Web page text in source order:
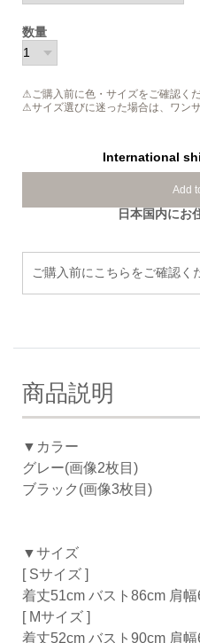
数量
⚠ご購入前に色・サイズをご確認く
⚠サイズ選びに迷った場合は、ワン
International
Add
日本国内にお
ご購入前にこちらをご確認く
商品説明
▼カラー
グレー(画像2枚目)
ブラック(画像3枚目)
▼サイズ
[ Sサイズ ]
着丈51cm バスト86cm 肩
[ Mサイズ ]
着丈52cm バスト90cm 肩